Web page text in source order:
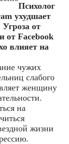
Психолог
ухудшает
от
от Facebook
влияет на
чужих
слабого
женщину
на
жизни